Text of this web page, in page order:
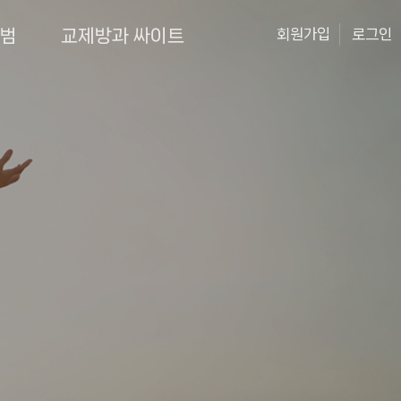
교제방과 싸이트 회원가입 로그인